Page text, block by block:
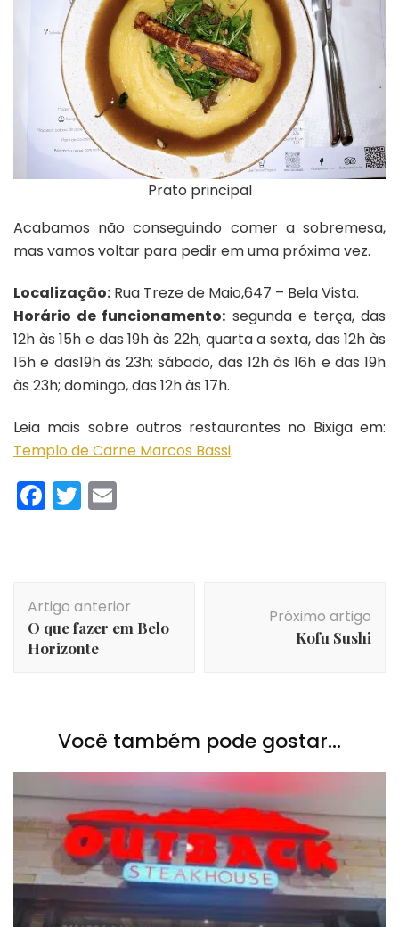
Prato principal
Acabamos não conseguindo comer a sobremesa,
mas vamos voltar para pedir em uma próxima vez.
Localização: Rua Treze de Maio,647 – Bela Vista.
Horário de funcionamento: segunda e terça, das
12h às 15h e das 19h às 22h; quarta a sexta, das 12h às
15h e das19h às 23h; sábado, das 12h às 16h e das 19h
às 23h; domingo, das 12h às 17h.
Leia mais sobre outros restaurantes no Bixiga em:
Templo de Carne Marcos Bassi.
Facebook
Twitter
de
post
Artigo anterior
O que fazer em Belo
Horizonte
Próximo artigo
Kofu Sushi
Você também pode gostar...